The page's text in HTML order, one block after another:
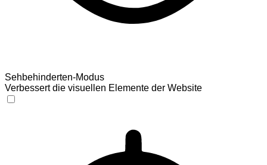
Sehbehinderten-Modus
Verbessert die visuellen Elemente der Website